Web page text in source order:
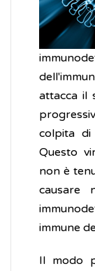
attacca il
colpita
Questo
non è
causare
immune
Il modo